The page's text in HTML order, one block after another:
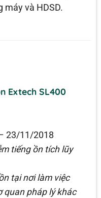
máy và HDSD.
Extech SL400
23/11/2018
tiếng ồn tích lũy
tại nơi làm việc
quan pháp lý khác